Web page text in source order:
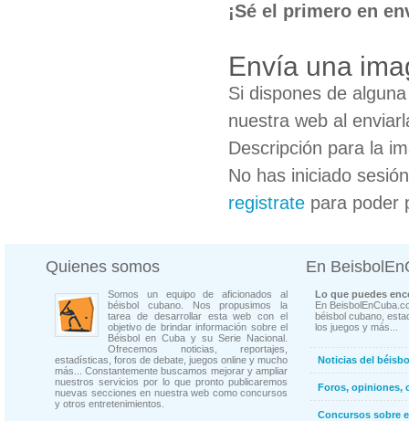
¡Sé el primero en
Envía una
Si dispones de
nuestra web al
Descripción para la
No has iniciado
registrate para poder
Quienes somos
Somos un equipo de aficionados al
béisbol cubano. Nos propusimos la
tarea de desarrollar esta web con el
objetivo de brindar información sobre el
Béisbol en Cuba y su Serie Nacional.
Ofrecemos noticias, reportajes,
estadísticas, foros de debate, juegos online y mucho
más... Constantemente buscamos mejorar y ampliar
nuestros servicios por lo que pronto publicaremos
nuevas secciones en nuestra web como concursos
y otros entretenimientos.
En
Lo que puedes
En
béisbol cubano,
los juegos y más...
Noticias del
Foros, opiniones,
Concursos sobre